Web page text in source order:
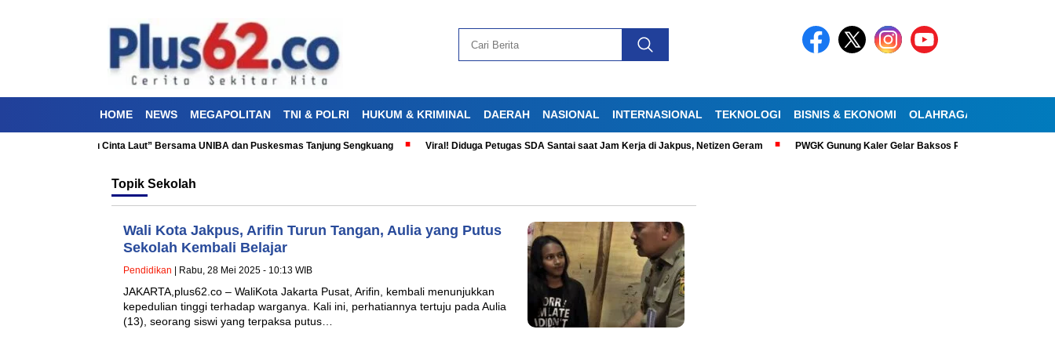
HOME NEWS MEGAPOLITAN TNI & POLRI HUKUM & KRIMINAL DAERAH NASIONAL INTERNASIONAL TEKNOLOGI BISNIS & EKONOMI OLAHRAGA
Kesehatan “Aku Cinta Laut” Bersama UNIBA dan Puskesmas Tanjung Sengkuang Viral! Diduga Petugas SDA Santai saat Jam Kerja di Jakpus, Netizen Geram PWGK Gunung Kaler Gelar Baksos Ramadan, Bantu Lansia
Topik Sekolah
Wali Kota Jakpus, Arifin Turun Tangan, Aulia yang Putus
Sekolah Kembali Belajar
Pendidikan | Rabu, 28 Mei 2025 - 10:13 WIB
JAKARTA,plus62.co – WaliKota Jakarta Pusat, Arifin, kembali menunjukkan
kepedulian tinggi terhadap warganya. Kali ini, perhatiannya tertuju pada Aulia
(13), seorang siswi yang terpaksa putus…